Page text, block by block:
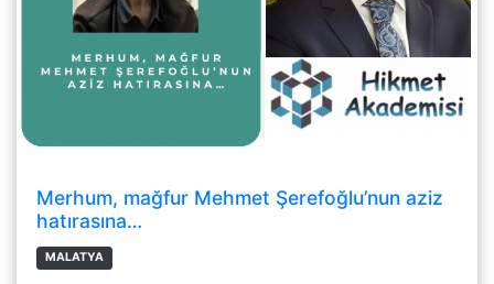
Merhum, mağfur Mehmet Şerefoğlu’nun aziz
hatırasına…
MALATYA